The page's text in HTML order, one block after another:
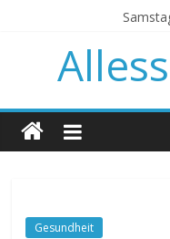
Gesundheit